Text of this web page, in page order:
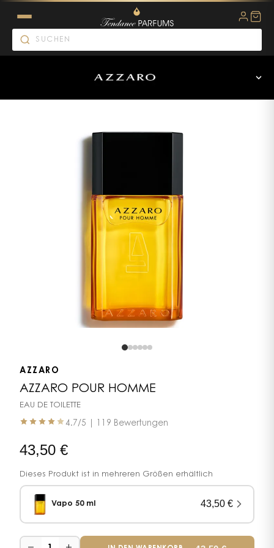
AZZARO
AZZARO POUR HOMME
EAU DE TOILETTE
4.7/5 | 119 Bewertungen
43,50 €
Dieses Produkt ist in mehreren Größen erhältlich
Vapo 50 ml 43,50€